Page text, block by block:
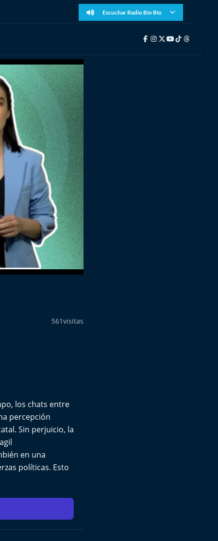
Escuchar Radio Bío Bío
561visitas
los chats entre
percepción
Sin perjuicio, la
en una
políticas. Esto